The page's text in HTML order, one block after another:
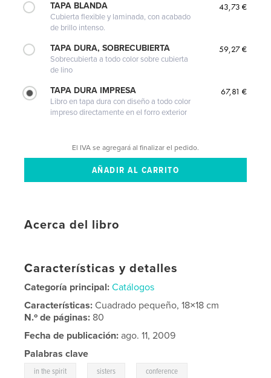
TAPA BLANDA
Cubierta flexible y laminada, con acabado
de brillo intenso.
43,73 €
TAPA DURA, SOBRECUBIERTA
Sobrecubierta a todo color sobre cubierta
de lino
59,27 €
TAPA DURA IMPRESA
Libro en tapa dura con diseño a todo color
impreso directamente en el forro exterior
67,81 €
El IVA se agregará al finalizar el pedido.
Acerca del libro
Características y detalles
Categoría principal: Catálogos
Características:Cuadrado pequeño, 18×18 cm
N.º de páginas: 80
Fecha de publicación: ago. 11, 2009
Palabras clave
in the spirit sisters conference